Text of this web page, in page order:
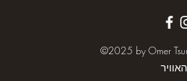
©2025 by Omer